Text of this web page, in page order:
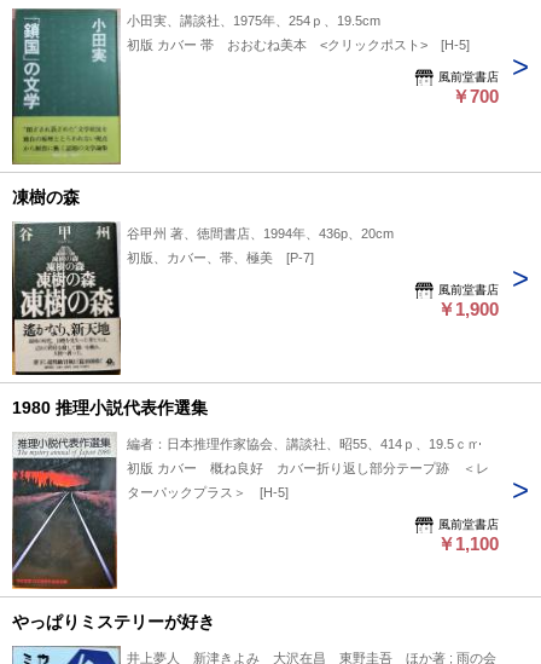
小田実、講談社、1975年、254ｐ、19.5cm
初版 カバー 帯 おおむね美本 <クリックポスト> [H-5]
風前堂書店
￥700
凍樹の森
谷甲州 著、徳間書店、1994年、436p、20cm
初版、カバー、帯、極美 [P-7]
風前堂書店
￥1,900
1980 推理小説代表作選集
編者：日本推理作家協会、講談社、昭55、414ｐ、19.5ｃｍ
初版 カバー 概ね良好 カバー折り返し部分テープ跡 ＜レ
ターパックプラス＞ [H-5]
風前堂書店
￥1,100
やっぱりミステリーが好き
井上夢人 新津きよみ 大沢在昌 東野圭吾 ほか著 ; 雨の会